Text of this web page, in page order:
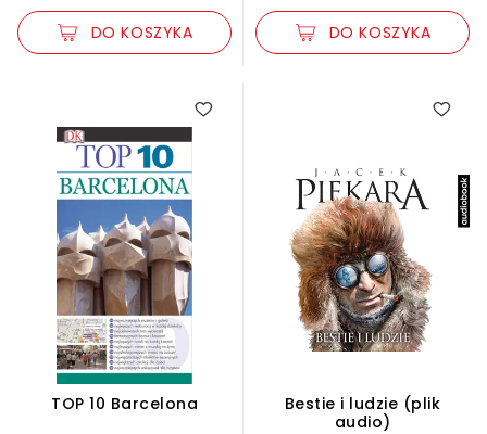
DO KOSZYKA DO KOSZYKA
TOP 10 Barcelona
Bestie i ludzie (plik
audio)